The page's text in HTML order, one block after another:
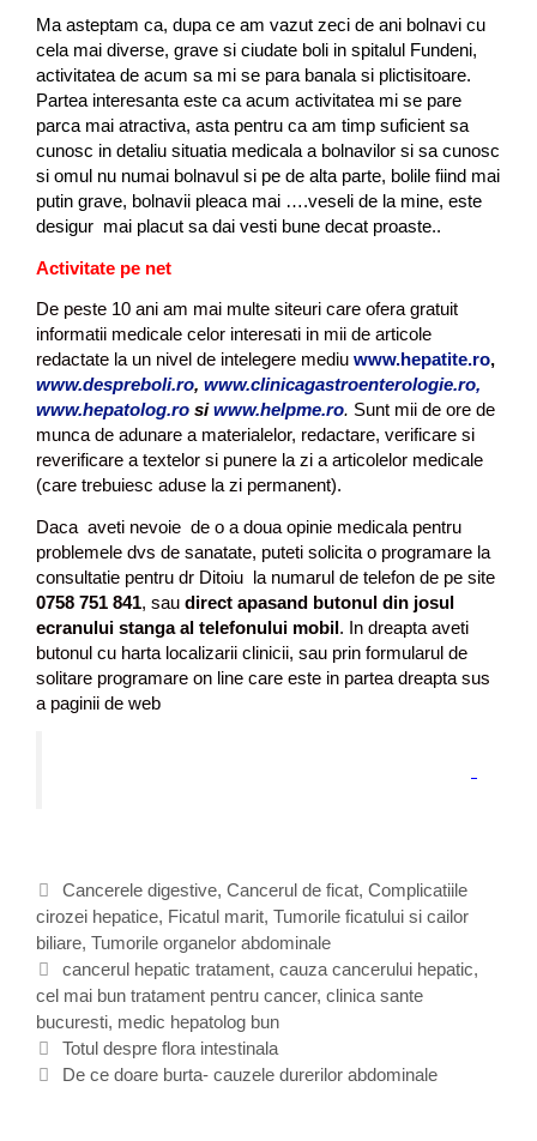
Ma asteptam ca, dupa ce am vazut zeci de ani bolnavi cu
cela mai diverse, grave si ciudate boli in spitalul Fundeni,
activitatea de acum sa mi se para banala si plictisitoare.
Partea interesanta este ca acum activitatea mi se pare
parca mai atractiva, asta pentru ca am timp suficient sa
cunosc in detaliu situatia medicala a bolnavilor si sa cunosc
si omul nu numai bolnavul si pe de alta parte, bolile fiind mai
putin grave, bolnavii pleaca mai ….veseli de la mine, este
desigur mai placut sa dai vesti bune decat proaste..
Activitate pe net
De peste 10 ani am mai multe siteuri care ofera gratuit
informatii medicale celor interesati in mii de articole
redactate la un nivel de intelegere mediu www.hepatite.ro,
www.despreboli.ro, www.clinicagastroenterologie.ro,
www.hepatolog.ro siwww.helpme.ro. Sunt mii de ore de
munca de adunare a materialelor, redactare, verificare si
reverificare a textelor si punere la zi a articolelor medicale
(care trebuiesc aduse la zi permanent).
Daca aveti nevoie de o a doua opinie medicala pentru
problemele dvs de sanatate, puteti solicita o programare la
consultatie pentru dr Ditoiu la numarul de telefon de pe site
0758 751 841, sau direct apasand butonul din josul
ecranului stanga al telefonului mobil. In dreapta aveti
butonul cu harta localizarii clinicii, sau prin formularul de
solitare programare on line care este in partea dreapta sus
a paginii de web
C
a
t
e
g
o
r
i
Cancerele digestive, Cancerul de ficat, Complicatiile
cirozei hepatice, Ficatul marit, Tumorile ficatului si cailor
biliare, Tumorile organelor abdominale
E
t
i
c
h
cancerul hepatic tratament, cauza cancerului hepatic,
cel mai bun tratament pentru cancer, clinica sante
bucuresti, medic hepatolog bun
N
a
Totul despre flora intestinala
De ce doare burta- cauzele durerilor abdominale